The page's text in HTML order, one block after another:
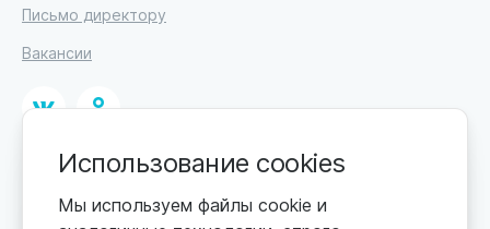
Письмо директору
Вакансии
© 2026. Москва, ул. Кржижановского, 29, корп. 1.
ИП Высоцкий Дмитрий Петрович, ИНН 233610721148
Использование cookies
Мы используем файлы cookie и